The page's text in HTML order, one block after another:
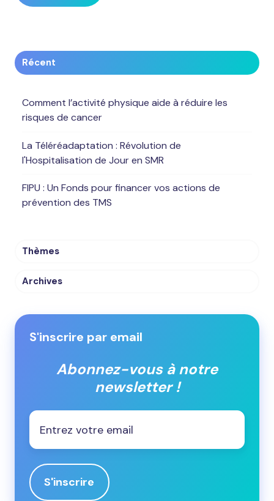
Récent
Comment l’activité physique aide à réduire les
risques de cancer
La Téléréadaptation : Révolution de
l'Hospitalisation de Jour en SMR
FIPU : Un Fonds pour financer vos actions de
prévention des TMS
Thèmes
Archives
S'inscrire par email
Abonnez-vous à notre
newsletter !
Email